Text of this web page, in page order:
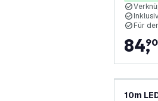
Für
84,
90
10m